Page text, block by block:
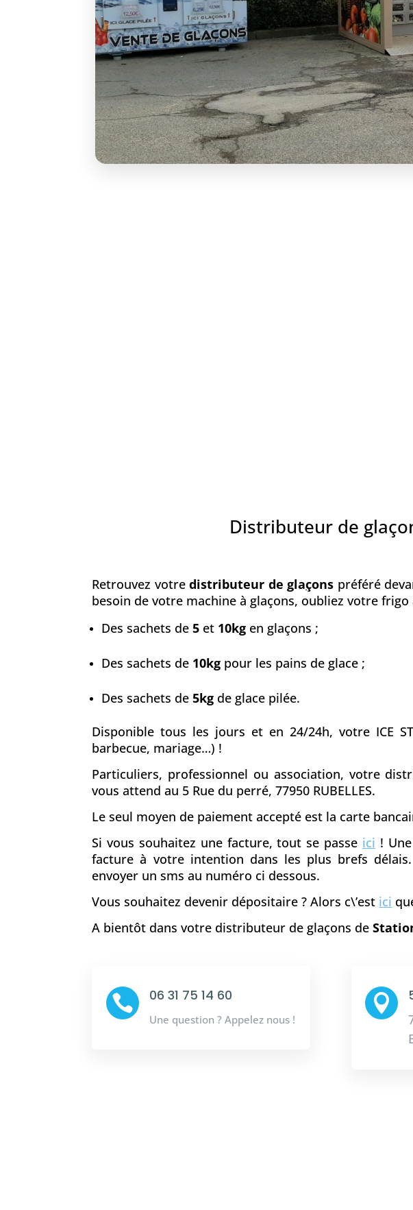
Distributeur de
Retrouvez votredistributeur de glaçons préféré
besoin de votre machine à glaçons, oubliez votre frigo
Des sachets de5 et 10kg en glaçons ;
Des sachets de 10kg pour les pains de glace ;
Des sachets de5kg de glace pilée.
Disponible tous les jours et en 24/24h, votre ICE
barbecue, mariage…) !
Particuliers, professionnel ou association, votre
vous attend au 5 Rue du perré, 77950 RUBELLES.
Le seul moyen de paiement accepté est la carte
Si vous souhaitez une facture, tout se passe ici !
facture à votre intention dans les plus brefs
envoyer un sms au numéro ci dessous.
Vous souhaitez devenir dépositaire ? Alors c\’est ici
A bientôt dans votre distributeur de glaçons de
 06 31 75 14 60
Une question ? Appelez nous !
